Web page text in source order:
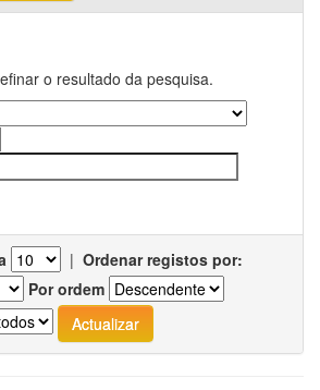
o resultado da pesquisa.
| Ordenar registos por:
Por ordem